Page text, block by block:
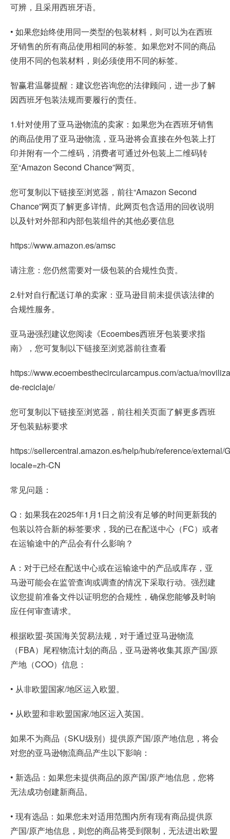
可辨，且采用西班牙语。
• 如果您始终使用同一类型的包装材料，则可以为在西班
牙销售的所有商品使用相同的标签。如果您对不同的商品
使用不同的包装材料，则必须使用不同的标签。
智赢君温馨提醒：建议您咨询您的法律顾问，进一步了解
因西班牙包装法规而要履行的责任。
1.针对使用了亚马逊物流的卖家：如果您为在西班牙销售
的商品使用了亚马逊物流，亚马逊将会直接在外包装上打
印并附有一个二维码，消费者可通过外包装上二维码转
至“Amazon Second Chance”网页。
您可复制以下链接至浏览器，前往“Amazon Second
Chance”网页了解更多详情。此网页包含适用的回收说明
以及针对外部和内部包装组件的其他必要信息
https://www.amazon.es/amsc
请注意：您仍然需要对一级包装的合规性负责。
2.针对自行配送订单的卖家：亚马逊目前未提供该法律的
合规性服务。
亚马逊强烈建议您阅读《Ecoembes西班牙包装要求指
南》，您可复制以下链接至浏览器前往查看
https://www.ecoembesthecircularcampus.com/actua/
de-reciclaje/
您可复制以下链接至浏览器，前往相关页面了解更多西班
牙包装贴标要求
https://sellercentral.amazon.es/help/hub/reference/external/
locale=zh-CN
常见问题：
Q：如果我在2025年1月1日之前没有足够的时间更新我的
包装以符合新的标签要求，我的已在配送中心（FC）或者
在运输途中的产品会有什么影响？
A：对于已经在配送中心或在运输途中的产品或库存，亚
马逊可能会在监管查询或调查的情况下采取行动。强烈建
议您提前准备文件以证明您的合规性，确保您能够及时响
应任何审查请求。
根据欧盟-英国海关贸易法规，对于通过亚马逊物流
（FBA）尾程物流计划的商品，亚马逊将收集其原产国/原
产地（COO）信息：
• 从非欧盟国家/地区运入欧盟。
• 从欧盟和非欧盟国家/地区运入英国。
如果不为商品（SKU级别）提供原产国/原产地信息，将会
对您的亚马逊物流商品产生以下影响：
• 新选品：如果您未提供商品的原产国/原产地信息，您将
无法成功创建新商品。
• 现有选品：如果您未对适用范围内所有现有商品提供原
产国/原产地信息，则您的商品将受到限制，无法进出欧盟